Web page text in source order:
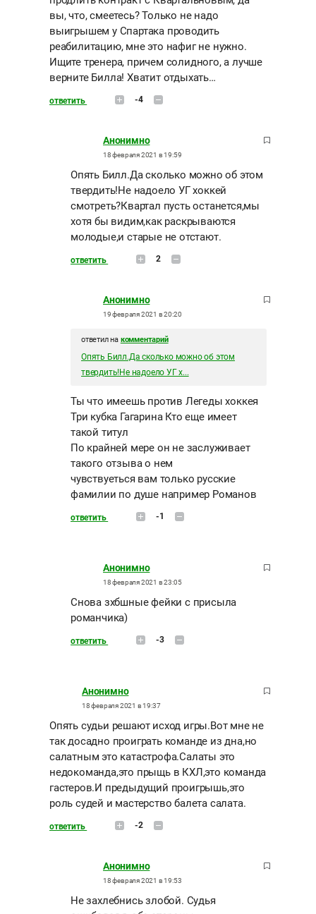
вы, что, смеетесь? Только не надо
выигрышем у Спартака проводить
реабилитацию, мне это нафиг не нужно.
Ищите тренера, причем солидного, а лучше
верните Билла! Хватит отдыхать…
ответить -4
Анонимно
18 февраля 2021 в 19:59
Опять Билл.Да сколько можно об этом
твердить!Не надоело УГ хоккей
смотреть?Квартал пусть останется,мы
хотя бы видим,как раскрываются
молодые,и старые не отстают.
ответить 2
Анонимно
19 февраля 2021 в 20:20
ответил на комментарий
Опять Билл.Да сколько можно об этом
твердить!Не надоело УГ х...
Ты что имеешь против Легеды хоккея
Три кубка Гагарина Кто еще имеет
такой титул
По крайней мере он не заслуживает
такого отзыва о нем
чувствуеться вам только русские
фамилии по душе например Романов
ответить -1
Анонимно
18 февраля 2021 в 23:05
Снова зхбшные фейки с присыла
романчика)
ответить -3
Анонимно
18 февраля 2021 в 19:37
Опять судьи решают исход игры.Вот мне не
так досадно проиграть команде из дна,но
салатным это катастрофа.Салаты это
недокоманда,это прыщь в КХЛ,это команда
гастеров.И предыдущий проигрышь,это
роль судей и мастерство балета салата.
ответить -2
Анонимно
18 февраля 2021 в 19:53
Не захлебнись злобой. Судья